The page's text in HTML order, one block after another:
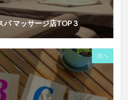
マッサージ店TOP３
次へ